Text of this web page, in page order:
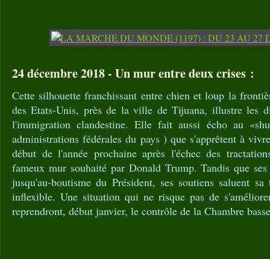
24 décembre 2018 - Un mur entre deux crises :
Cette silhouette franchissant entre chien et loup la
des Etats-Unis, près de la ville de Tijuana, illustre les
l'immigration clandestine. Elle fait aussi écho au
administrations fédérales du pays ) que s'apprêtent à
début de l'année prochaine après l'échec des
fameux mur souhaité par Donald Trump. Tandis que
jusqu'au-boutisme du Président, ses soutiens saluent
inflexible. Une situation qui ne risque pas de
reprendront, début janvier, le contrôle de la Chambre